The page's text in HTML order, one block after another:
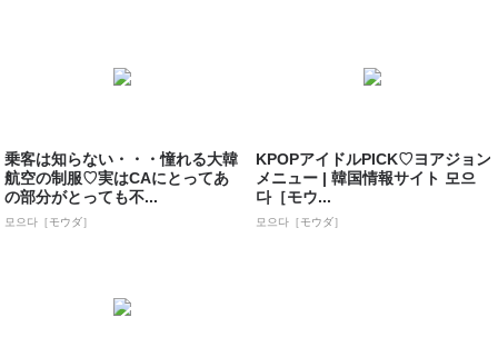
乗客は知らない・・・憧れる大韓
航空の制服♡実はCAにとってあ
の部分がとっても不...
모으다［モウダ］
KPOPアイドルPICK♡ヨアジョン
メニュー | 韓国情報サイト 모으
다［モウ...
모으다［モウダ］